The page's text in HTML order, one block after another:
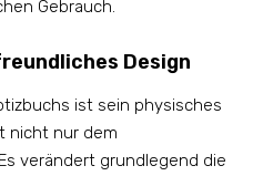
Gebrauch.
Design
ist sein physisches
nicht nur dem
verändert grundlegend die